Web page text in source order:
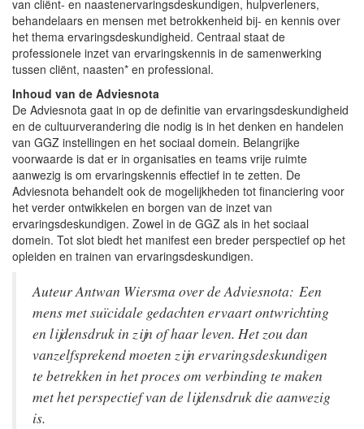
van cliënt- en naastenervaringsdeskundigen, hulpverleners,
behandelaars en mensen met betrokkenheid bij- en kennis over
het thema ervaringsdeskundigheid. Centraal staat de
professionele inzet van ervaringskennis in de samenwerking
tussen cliënt, naasten* en professional.
Inhoud van de Adviesnota
De Adviesnota gaat in op de definitie van ervaringsdeskundigheid
en de cultuurverandering die nodig is in het denken en handelen
van GGZ instellingen en het sociaal domein. Belangrijke
voorwaarde is dat er in organisaties en teams vrije ruimte
aanwezig is om ervaringskennis effectief in te zetten. De
Adviesnota behandelt ook de mogelijkheden tot financiering voor
het verder ontwikkelen en borgen van de inzet van
ervaringsdeskundigen. Zowel in de GGZ als in het sociaal
domein. Tot slot biedt het manifest een breder perspectief op het
opleiden en trainen van ervaringsdeskundigen.
Auteur Antwan Wiersma over de Adviesnota: Een
mens met suïcidale gedachten ervaart ontwrichting
en lijdensdruk in zijn of haar leven. Het zou dan
vanzelfsprekend moeten zijn ervaringsdeskundigen
te betrekken in het proces om verbinding te maken
met het perspectief van de lijdensdruk die aanwezig
is.